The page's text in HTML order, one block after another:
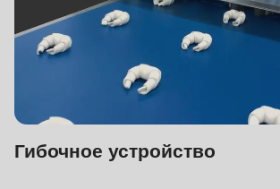
Гибочное устройство